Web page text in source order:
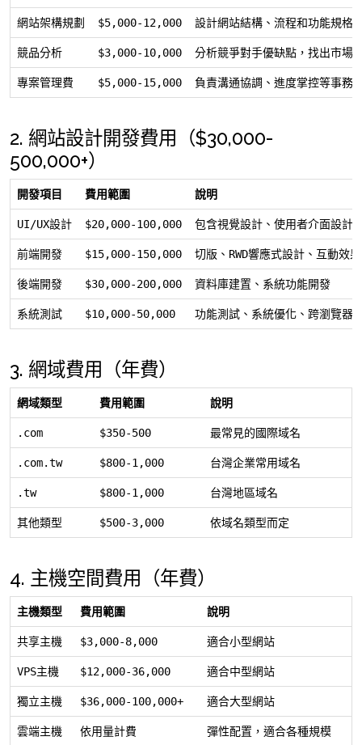
網站架構規劃 $5,000-12,000 設計網站結構、流程和功能規格
競品分析 $3,000-10,000 分析競爭對手優缺點，找出市場
專案管理費 $5,000-15,000 負責溝通協調、進度掌控等事務
2. 網站設計開發費用（$30,000-
500,000+）
開發項目 費用範圍 說明
UI/UX設計 $20,000-100,000 包含視覺設計、使用者介面設計
前端開發 $15,000-150,000 切版、RWD響應式設計、互動效果
後端開發 $30,000-200,000 資料庫建置、系統功能開發
系統測試 $10,000-50,000 功能測試、系統優化、跨瀏覽器
3. 網域費用（年費）
網域類型 費用範圍 說明
.com $350-500 最常見的國際域名
.com.tw $800-1,000 台灣企業常用域名
.tw $800-1,000 台灣地區域名
其他類型 $500-3,000 依域名類型而定
4. 主機空間費用（年費）
主機類型 費用範圍 說明
共享主機 $3,000-8,000 適合小型網站
VPS主機 $12,000-36,000 適合中型網站
獨立主機 $36,000-100,000+ 適合大型網站
雲端主機 依用量計費 彈性配置，適合各種規模